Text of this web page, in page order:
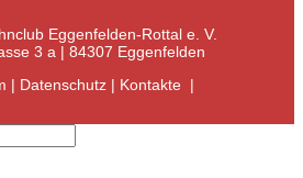
Eggenfelden-Rottal e. V.
3 a | 84307 Eggenfelden
| Datenschutz | Kontakte |